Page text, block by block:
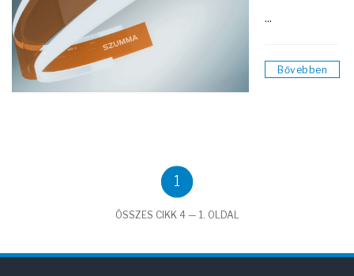
...
Bővebben
1
ÖSSZES CIKK 4 — 1. OLDAL